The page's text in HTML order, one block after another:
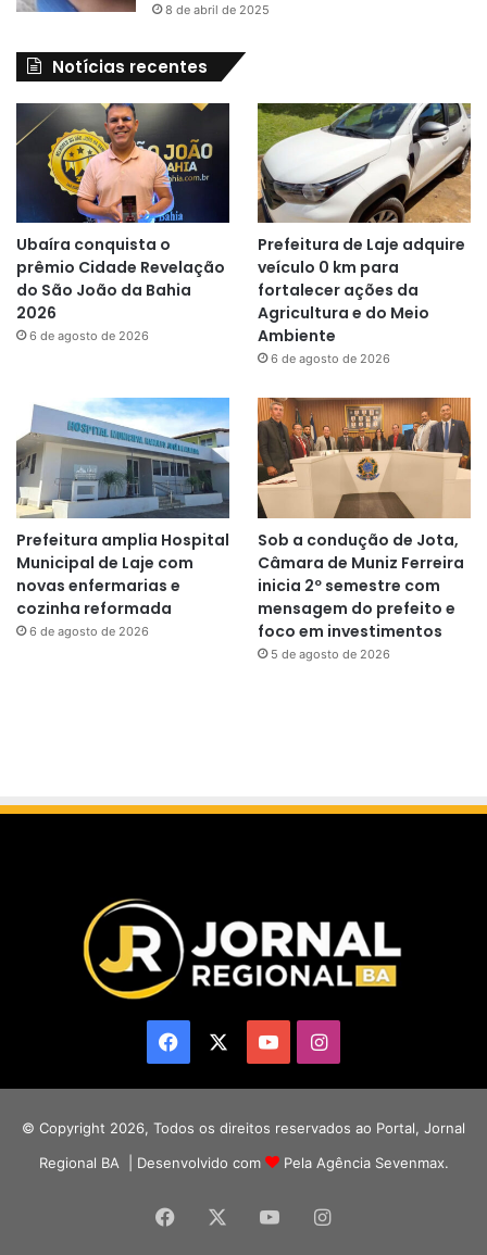
8 de abril de 2025
Notícias recentes
Ubaíra conquista o
prêmio Cidade Revelação
do São João da Bahia
2026
6 de agosto de 2026
Prefeitura de Laje adquire
veículo 0 km para
fortalecer ações da
Agricultura e do Meio
Ambiente
6 de agosto de 2026
Prefeitura amplia Hospital
Municipal de Laje com
novas enfermarias e
cozinha reformada
6 de agosto de 2026
Sob a condução de Jota,
Câmara de Muniz Ferreira
inicia 2º semestre com
mensagem do prefeito e
foco em investimentos
5 de agosto de 2026
Facebook YouTubeInstagram
© Copyright 2026, Todos os direitos reservados ao Portal, Jornal
Regional BA | Desenvolvido com
Pela Agência Sevenmax.
Facebook YouTubeInstagram